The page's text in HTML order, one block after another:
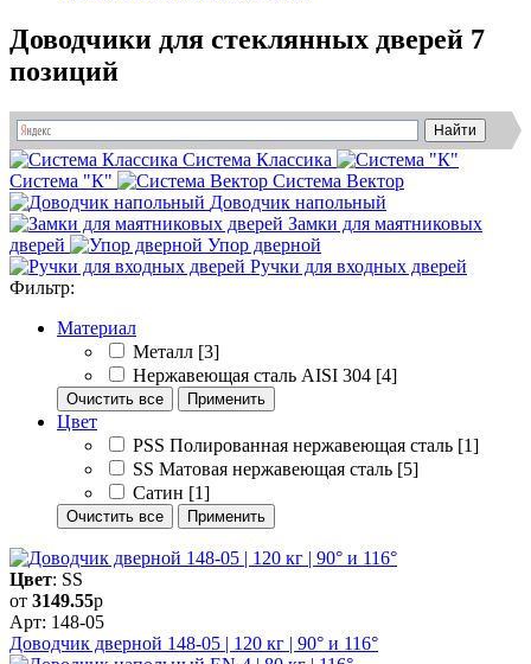
Доводчики для стеклянных дверей 7
позиций
Система Классика
Система "К"
Система Вектор
Доводчик напольный
Замки для маятниковых
дверей
Упор дверной
Ручки для входных дверей
Фильтр:
Материал
Металл [3]
Нержавеющая сталь AISI 304 [4]
Очистить все Применить
Цвет
PSS Полированная нержавеющая сталь [1]
SS Матовая нержавеющая сталь [5]
Сатин [1]
Очистить все Применить
Цвет: SS
от 3149.55р
Арт: 148-05
Доводчик дверной 148-05 | 120 кг | 90° и 116°